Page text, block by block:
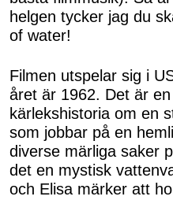
helgen tycker jag du
of water!
Filmen utspelar sig i
året är 1962. Det är
kärlekshistoria om en
som jobbar på en
diverse märliga saker
det en mystisk
och Elisa märker att